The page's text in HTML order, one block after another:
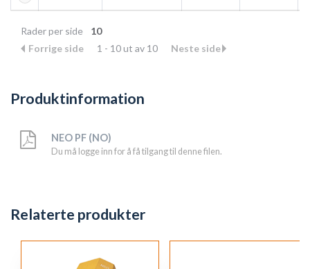
Rader per side
10
Forrige side
1 - 10 ut av 10 Neste side
Produktinformation
NEO PF (NO)
Du må logge inn for å få tilgang til denne filen.
Relaterte produkter